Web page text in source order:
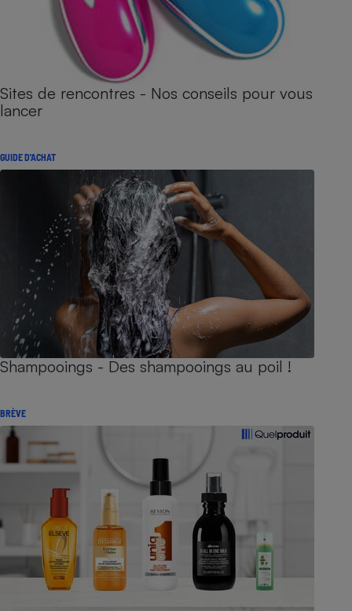
Sites de rencontres - Nos conseils pour vous
lancer
GUIDE D'ACHAT
Shampooings - Des shampooings au poil !
BRÈVE